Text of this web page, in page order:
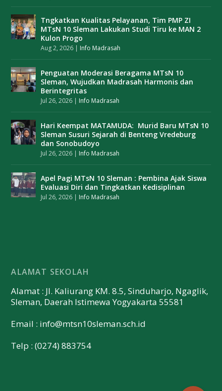
Tngkatkan Kualitas Pelayanan, Tim PMP ZI
MTsN 10 Sleman Lakukan Studi Tiru ke MAN 2
Kulon Progo
Aug 2, 2026 | Info Madrasah
Penguatan Moderasi Beragama MTsN 10
Sleman, Wujudkan Madrasah Harmonis dan
Berintegritas
Jul 26, 2026 | Info Madrasah
Hari Keempat MATAMUDA: Murid Baru MTsN 10
Sleman Susuri Sejarah di Benteng Vredeburg
dan Sonobudoyo
Jul 26, 2026 | Info Madrasah
Apel Pagi MTsN 10 Sleman : Pembina Ajak Siswa
Evaluasi Diri dan Tingkatkan Kedisiplinan
Jul 26, 2026 | Info Madrasah
ALAMAT SEKOLAH
Alamat : Jl. Kaliurang KM. 8.5, Sinduharjo, Ngaglik,
Sleman, Daerah Istimewa Yogyakarta 55581
Email : info@mtsn10sleman.sch.id
Telp : (0274) 883754